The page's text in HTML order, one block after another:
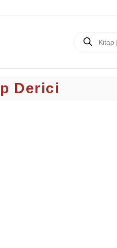
search
Derici